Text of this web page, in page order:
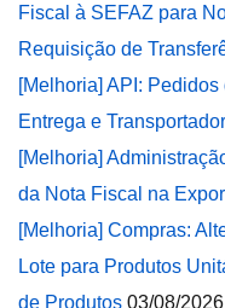
Fiscal à SEFAZ para
Requisição de
[Melhoria] API:
Entrega e
[Melhoria]
da Nota Fiscal na
[Melhoria] Compras:
Lote para Produtos
de Produtos 03/08/2026